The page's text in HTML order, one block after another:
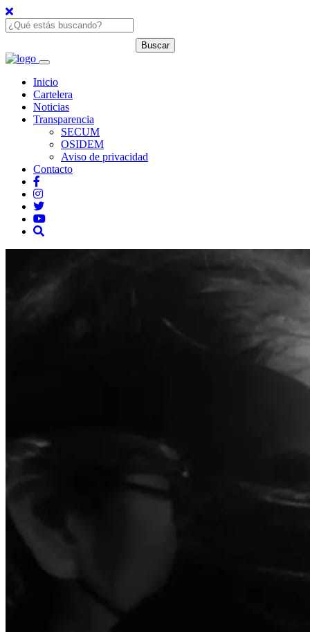
Inicio
Cartelera
Noticias
Transparencia
SECUM
OSIDEM
Aviso de privacidad
Contacto